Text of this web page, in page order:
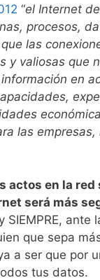
“el Internet
procesos,
las
y valiosas que
en
las empresas,
actos en la red
será más
SIEMPRE, ante
que sepa
a ser que por
tus datos.